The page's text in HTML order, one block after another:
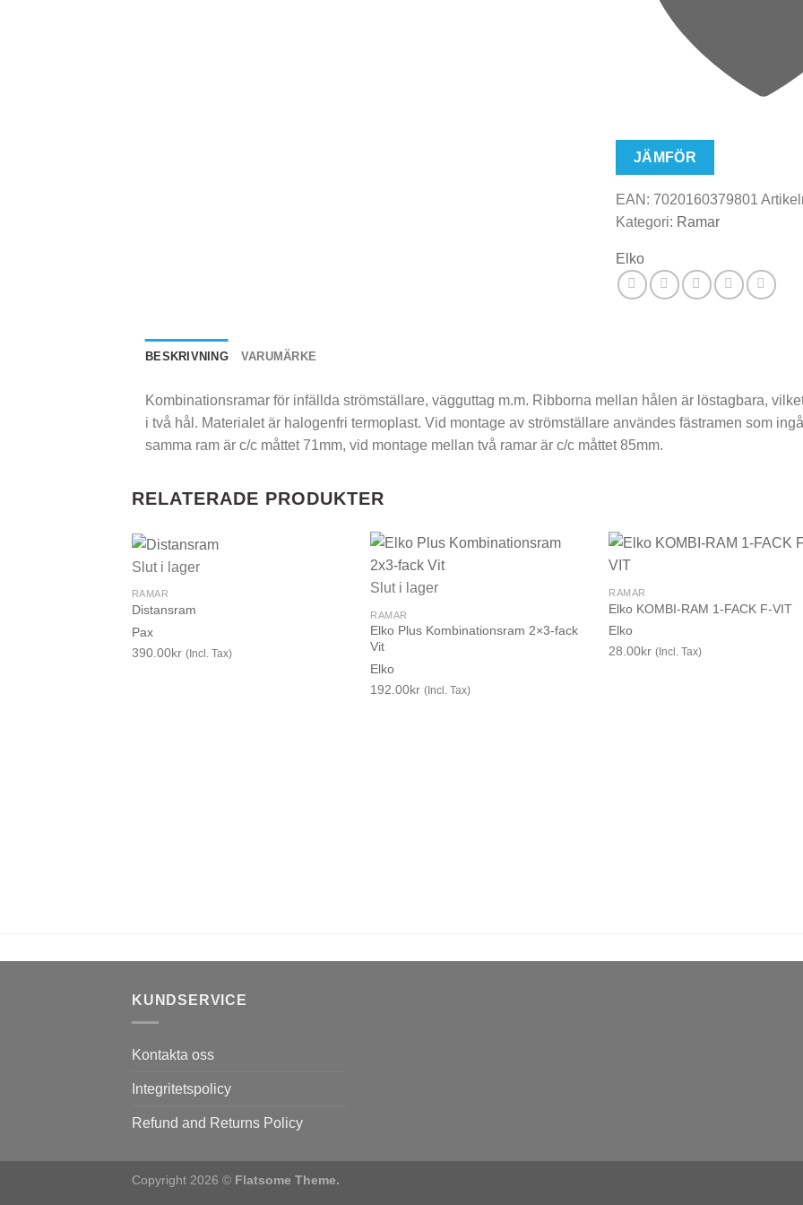
JÄMFÖR
EAN: 7020160379801
Kategori: Ramar
Elko
BESKRIVNING VARUMÄRKE
Kombinationsramar för infällda strömställare, vägguttag m.m. Ribborna mellan hålen är löstagbara,
i två hål. Materialet är halogenfri termoplast. Vid montage av strömställare användes fästramen som
samma ram är c/c måttet 71mm, vid montage mellan två ramar är c/c måttet 85mm.
RELATERADE PRODUKTER
Slut i lager
RAMAR
Distansram
Pax
390.00kr (Incl. Tax)
Slut i lager
RAMAR
Elko Plus Kombinationsram 2×3-fack
Vit
Elko
192.00kr (Incl. Tax)
RAMAR
Elko KOMBI-RAM 1-FACK F-VIT
Elko
28.00kr (Incl. Tax)
KUNDSERVICE
Kontakta oss
Integritetspolicy
Refund and Returns Policy
Copyright 2026 © Flatsome Theme.